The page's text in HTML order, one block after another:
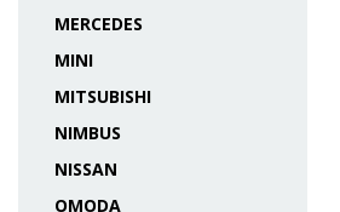
MERCEDES
MINI
MITSUBISHI
NIMBUS
NISSAN
OMODA